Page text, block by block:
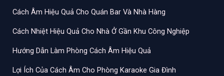
Cách Âm Hiệu Quả Cho Quán Bar Và Nhà Hàng
Cách Nhiệt Hiệu Quả Cho Nhà Ở Gần Khu Công Nghiệp
Hướng Dẫn Làm Phòng Cách Âm Hiệu Quả
Lợi Ích Của Cách Âm Cho Phòng Karaoke Gia Đình